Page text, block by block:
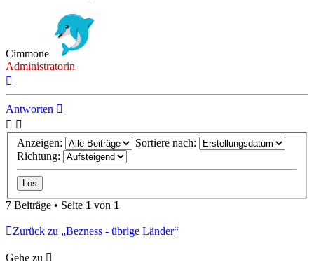
Cimmone
Administratorin
Antworten
Anzeigen:
Sortiere nach:
Richtung:
7 Beiträge • Seite 1 von 1
Zurück zu „Bezness - übrige Länder“
Gehe zu